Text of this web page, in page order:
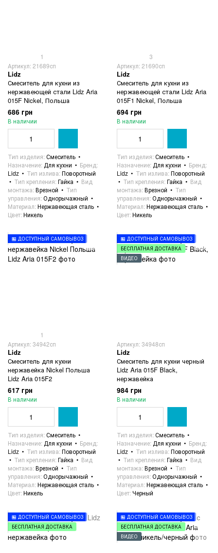
1
Артикул: 21689сп
Lidz
Смеситель для кухни из
нержавеющей стали Lidz Aria
015F Nickel, Польша
686 грн
В наличии
Тип изделия Смеситель
Назначение Для кухни
Бренд
Lidz
Тип излива Поворотный
Тип крепления Гайка
Вид
монтажа Врезной
Тип
управления Однорычажный
Материал Нержавеющая сталь
Цвет Никель
3
Артикул: 21690сп
Lidz
Смеситель для кухни из
нержавеющей стали Lidz Aria
015F1 Nickel, Польша
694 грн
В наличии
Тип изделия Смеситель
Назначение Для кухни
Бренд
Lidz
Тип излива Поворотный
Тип крепления Гайка
Вид
монтажа Врезной
Тип
управления Однорычажный
Материал Нержавеющая сталь
Цвет Никель
🏪 ДОСТУПНЫЙ САМОВЫВОЗ
1
Артикул: 34942сп
Lidz
Смеситель для кухни
нержавейка Nickel Польша
Lidz Aria 015F2
617 грн
В наличии
Тип изделия Смеситель
Назначение Для кухни
Бренд
Lidz
Тип излива Поворотный
Тип крепления Гайка
Вид
монтажа Врезной
Тип
управления Однорычажный
Материал Нержавеющая сталь
Цвет Никель
🏪 ДОСТУПНЫЙ САМОВЫВОЗ
БЕСПЛАТНАЯ ДОСТАВКА
ВИДЕО
Артикул: 34948сп
Lidz
Смеситель для кухни черный
Lidz Aria 015F Black,
нержавейка
984 грн
В наличии
Тип изделия Смеситель
Назначение Для кухни
Бренд
Lidz
Тип излива Поворотный
Тип крепления Гайка
Вид
монтажа Врезной
Тип
управления Однорычажный
Материал Нержавеющая сталь
Цвет Черный
🏪 ДОСТУПНЫЙ САМОВЫВОЗ
БЕСПЛАТНАЯ ДОСТАВКА
🏪 ДОСТУПНЫЙ САМОВЫВОЗ
БЕСПЛАТНАЯ ДОСТАВКА
ВИДЕО